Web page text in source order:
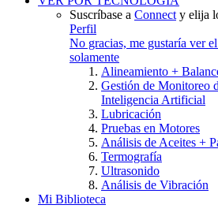
Suscríbase a Connect y elija
Perfil
No gracias, me gustaría ver
solamente
Alineamiento +
Gestión de Monitoreo
Inteligencia Artificial
Lubricación
Pruebas en Motores
Análisis de Aceites +
Termografía
Ultrasonido
Análisis de Vibración
Mi Biblioteca